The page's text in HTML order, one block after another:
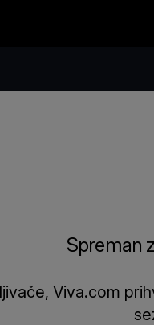
Spreman
Viva.com